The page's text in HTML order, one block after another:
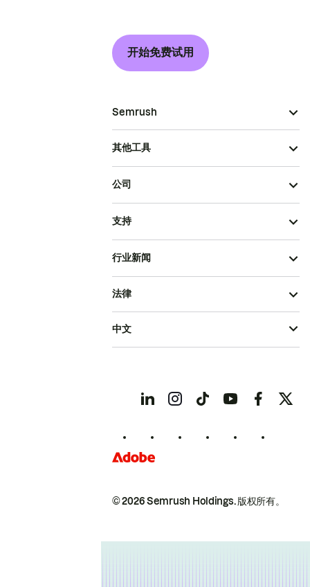
开始免费试用
Semrush
其他工具
公司
支持
行业新闻
© 2026 Semrush Holdings.版权所有。
法律
中文